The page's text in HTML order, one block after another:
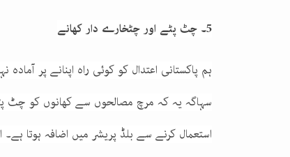
5۔ چٹ پٹے اور چٹخارے دار کھانے
ہم پاکستانی اعتدال کو کوئی راہ اپنانے پر
سہاگہ یہ کہ مرچ مصالحوں سے کھانوں کو چٹ
استعمال کرنے سے بلڈ پریشر میں اضافہ ہوتا